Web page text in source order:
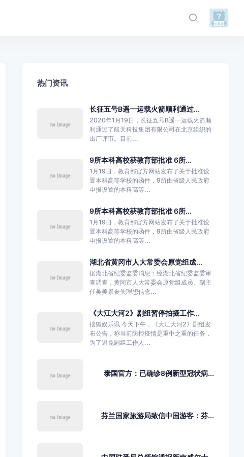
热门资讯
长征五号B遥一运载火箭顺利通过...
2020年1月19日，长征五号B遥一运载火箭顺
利通过了航天科技集团有限公司在北京组织的
出厂评审。目前...
9所本科高校获教育部批准 6所...
1月19日，教育部官方网站发布了关于批准设
置本科高等学校的函件，9所由省级人民政府
申报设置的本科高等...
9所本科高校获教育部批准 6所...
1月19日，教育部官方网站发布了关于批准设
置本科高等学校的函件，9所由省级人民政府
申报设置的本科高等...
湖北省黄冈市人大常委会原党组成...
据湖北省纪委监委消息：经湖北省纪委监委审
查调查，黄冈市人大常委会原党组成员、副主
任吴美景丧失理想信念...
《大江大河2》剧组暂停拍摄工作...
搜狐娱乐讯 今天下午，《大江大河2》剧组发
布公告，称当前防控疫情是重中之重的任务，
为了避免剧组工作人...
泰国官方：已确诊8例新型冠状病...
芬兰国家旅游局致信中国游客：芬...